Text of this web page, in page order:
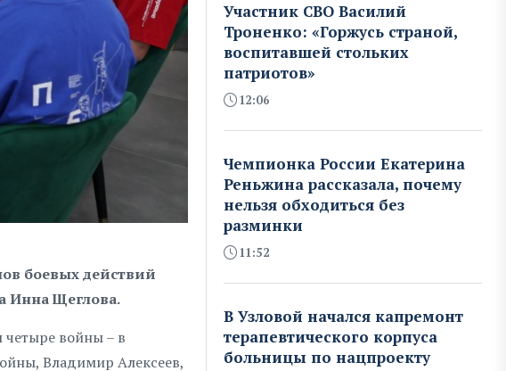
боевых действий
Инна Щеглова.
четыре войны – в
Владимир Алексеев,
Участник СВО Василий
Троненко: «Горжусь страной,
воспитавшей стольких
патриотов»
12:06
Чемпионка России Екатерина
Реньжина рассказала, почему
нельзя обходиться без
разминки
11:52
В Узловой начался капремонт
терапевтического корпуса
больницы по нацпроекту